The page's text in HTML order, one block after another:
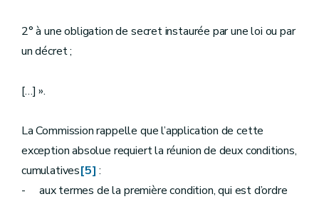
2° à une obligation de secret instaurée par une loi ou par
un décret ;
[…] ».
La Commission rappelle que l’application de cette
exception absolue requiert la réunion de deux conditions,
cumulatives[5] :
- aux termes de la première condition, qui est d’ordre